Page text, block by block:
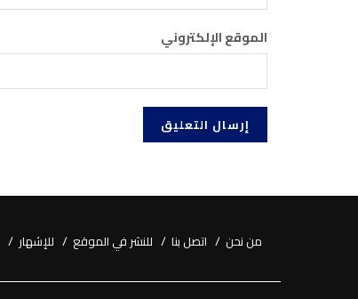
الموقع الإلكتروني
من نحن اتصل بنا للنشر في الموقع للإشهار